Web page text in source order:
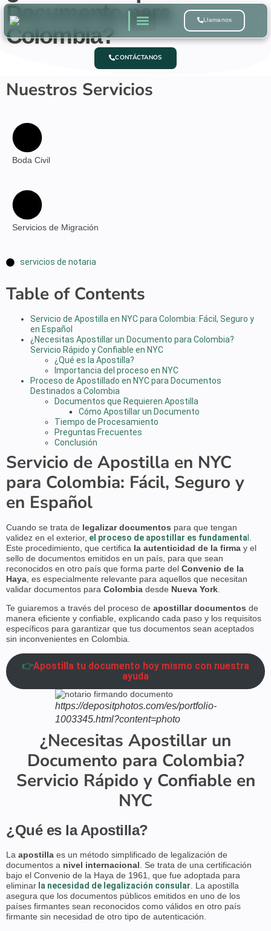
Llamanos
Documento para
Colombia?
CONTÁCTANOS
Nuestros Servicios
Boda Civil
Servicios de Migración
servicios de notaria
Table of Contents
Servicio de Apostilla en NYC para Colombia: Fácil, Seguro y
en Español
¿Necesitas Apostillar un Documento para Colombia?
Servicio Rápido y Confiable en NYC
¿Qué es la Apostilla?
Importancia del proceso en NYC
Proceso de Apostillado en NYC para Documentos
Destinados a Colombia
Documentos que Requieren Apostilla
Cómo Apostillar un Documento
Tiempo de Procesamiento
Preguntas Frecuentes
Conclusión
Servicio de Apostilla en NYC
para Colombia: Fácil, Seguro y
en Español
Cuando se trata de legalizar documentos para que tengan
validez en el exterior, el proceso de apostillar es fundamenta
Este procedimiento, que certifica la autenticidad de la firma y el
sello de documentos emitidos en un país, para que sean
reconocidos en otro país que forma parte del Convenio de la
Haya , es especialmente relevante para aquellos que necesitan
validar documentos para Colombia desde Nueva York
Te guiaremos a través del proceso de apostillar documentos de
manera eficiente y confiable, explicando cada paso y los requisitos
específicos para garantizar que tus documentos sean aceptados
sin inconvenientes en Colombia.
👉Apostilla tu documento hoy mismo con nuestra
ayuda
https://depositphotos.com/es/portfolio-
1003345.html?content=photo
¿Necesitas Apostillar un
Documento para Colombia?
Servicio Rápido y Confiable en
NYC
¿Qué es la Apostilla?
La apostilla es un método simplificado de legalización de
documentos a nivel internacional . Se trata de una certificación
bajo el Convenio de la Haya de 1961, que fue adoptada para
eliminar la necesidad de legalización consular . La apostilla
asegura que los documentos públicos emitidos en uno de los
países firmantes sean reconocidos como válidos en otro país
firmante sin necesidad de otro tipo de autenticación.